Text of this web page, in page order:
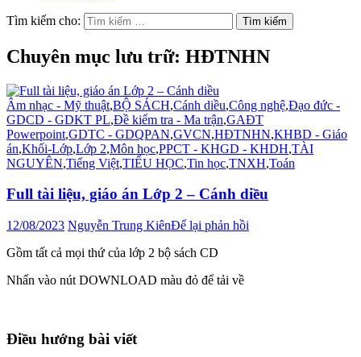
Tìm kiếm cho:
Chuyên mục lưu trữ: HĐTNHN
Âm nhạc - Mỹ thuật,BỘ SÁCH,Cánh diều,Công nghệ,Đạo đức -
GDCD - GDKT PL,Đề kiểm tra - Ma trận,GAĐT
Powerpoint,GDTC - GDQPAN,GVCN,HĐTNHN,KHBD - Giáo
án,Khối-Lớp,Lớp 2,Môn học,PPCT - KHGD - KHDH,TÀI
NGUYÊN,Tiếng Việt,TIỂU HỌC,Tin học,TNXH,Toán
Full tài liệu, giáo án Lớp 2 – Cánh diều
12/08/2023 Nguyễn Trung KiênĐể lại phản hồi
Gồm tất cả mọi thứ của lớp 2 bộ sách CD
Nhấn vào nút DOWNLOAD màu đỏ để tải về
Điều hướng bài viết